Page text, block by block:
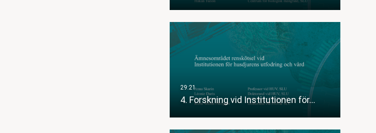
4. Forskning vid Institutionen för…